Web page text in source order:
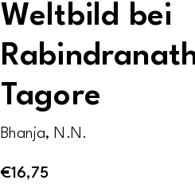
Weltbild bei
Tagore
Bhanja, N.N.
€16,75